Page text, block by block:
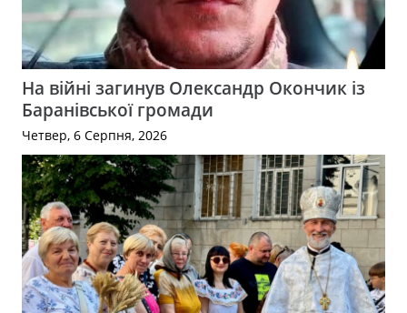
На війні загинув Олександр Окончик із
Баранівської громади
Четвер, 6 Серпня, 2026